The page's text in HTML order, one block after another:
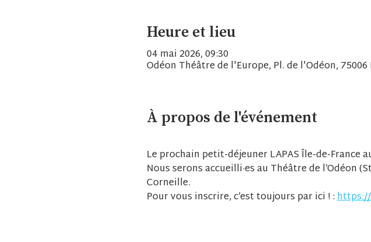
Heure et lieu
04 mai 2026, 09:30
Odéon Théâtre de l'Europe, Pl. de l'Odéon, 75006
À propos de l'événement
Le prochain petit-déjeuner LAPAS Île-de-France
Nous serons accueilli·es au Théâtre de l’Odéon
Corneille.
Pour vous inscrire, c’est toujours par ici ! : https://